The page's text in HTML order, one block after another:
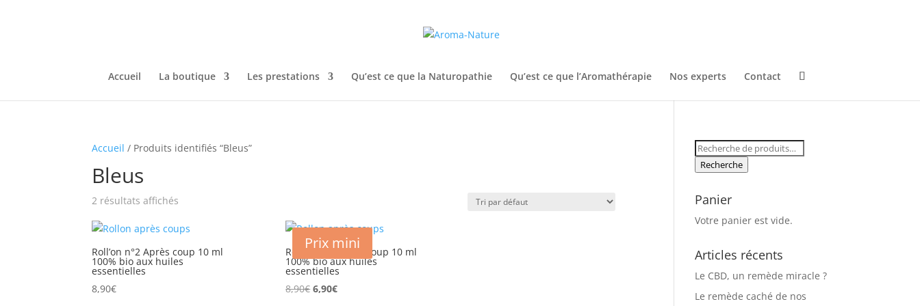
Accueil La boutique Les prestations Qu’est ce que la Naturopathie Qu’est ce que l’Aromathérapie Nos experts Contact
Accueil / Produits identifiés “Bleus”
Bleus
2 résultats affichés
Roll’on n°2 Après coup 10 ml
100% bio aux huiles
essentielles
8,90€
Prix mini
Roll’on n°2 Après coup 10 ml
100% bio aux huiles
essentielles
8,90€Le
6,90€Le
Recherche
pour :
Recherche
Panier
Votre panier est vide.
Articles récents
Le CBD, un remède miracle ?
Le remède caché de nos